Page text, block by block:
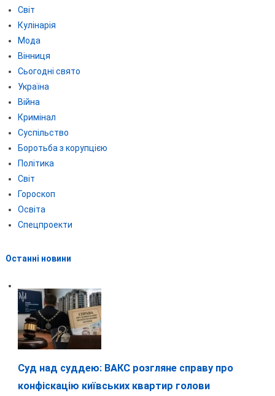
Світ
Кулінарія
Мода
Вінниця
Сьогодні свято
Україна
Війна
Кримінал
Суспільство
Боротьба з корупцією
Політика
Світ
Гороскоп
Освіта
Спецпроекти
Останні новини
Суд над суддею: ВАКС розгляне справу про
конфіскацію київських квартир голови